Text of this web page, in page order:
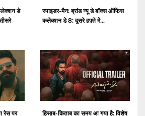
डे
स्पाइडर-मैन: ब्रांड न्यू डे बॉक्स ऑफिस
कलेक्शन डे 8: दूसरे हफ़्ते में...
रेस पर
हिसाब-किताब का समय आ गया है: विशेष